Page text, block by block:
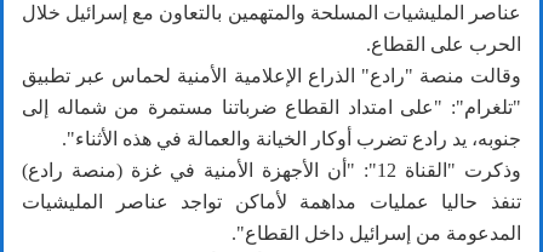
عناصر المليشيات المسلحة والمتهمين بالتعاون مع إسرائيل خلال
الحرب على القطاع.
وقالت منصة "رادع" الذراع الإعلامية الأمنية لحماس عبر تطبيق
"تلغرام": "على امتداد القطاع ضرباتنا مستمرة من شماله إلى
جنوبه، يد رادع تضرب أوكار الخيانة والعمالة في هذه الأثناء".
وذكرت "القناة 12": "أن الأجهزة الأمنية في غزة (منصة رادع)
تنفذ حاليا عمليات مداهمة لأماكن تواجد عناصر المليشيات
المدعومة من إسرائيل داخل القطاع".